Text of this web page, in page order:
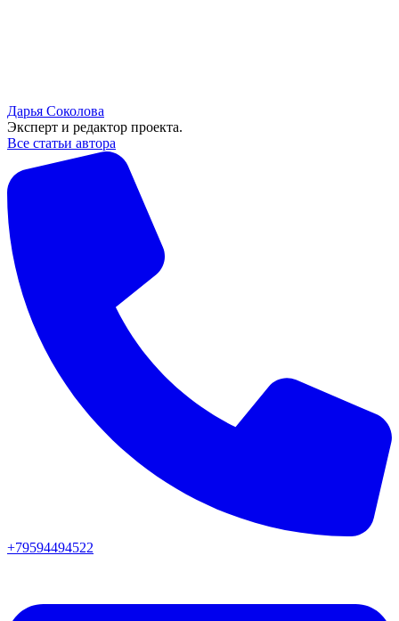
Дарья Соколова
Эксперт и редактор проекта.
Все статьи автора
+79594494522